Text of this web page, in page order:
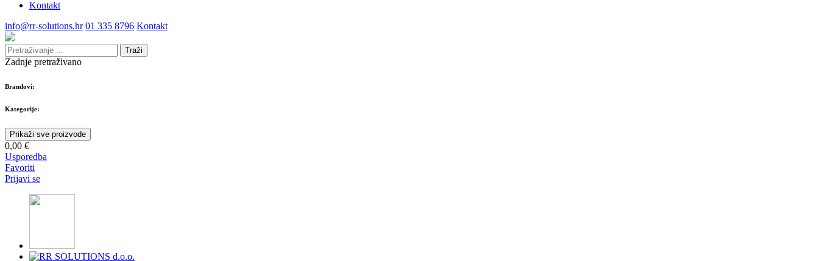
Kontakt
info@rr-solutions.hr 01 335 8796 Kontakt
Traži
Zadnje pretraživano
Brandovi:
Kategorije:
Prikaži sve proizvode
0,00 €
Usporedba
Favoriti
Prijavi se